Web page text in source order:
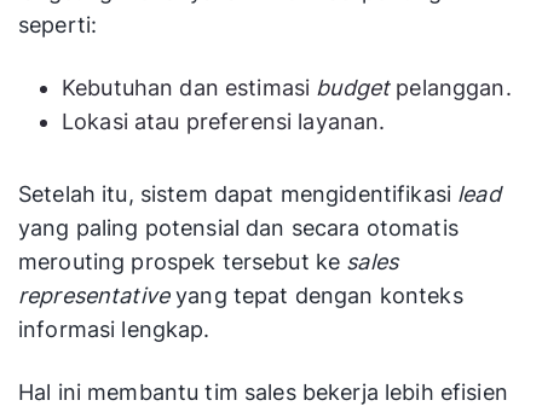
seperti:
Kebutuhan dan estimasi budgetpelanggan.
Lokasi atau preferensi layanan.
Setelah itu, sistem dapat mengidentifikasi lead
yang paling potensial dan secara otomatis
merouting prospek tersebut ke sales
representativeyang tepat dengan konteks
informasi lengkap.
Hal ini membantu tim sales bekerja lebih efisien